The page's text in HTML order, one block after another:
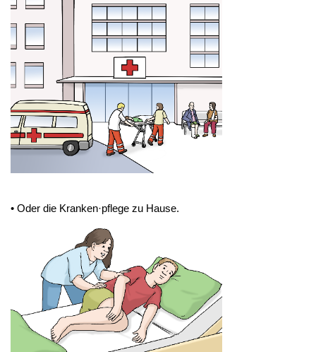
• Oder die Kranken·pflege zu Hause.